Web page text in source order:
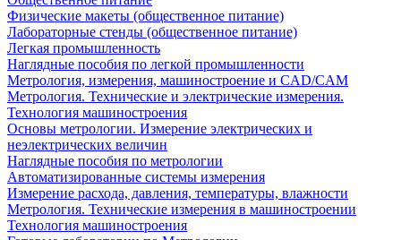
Физические макеты (общественное питание)
Лабораторные стенды (общественное питание)
Легкая промышленность
Наглядные пособия по легкой промышленности
Метрология, измерения, машиностроение и CAD/CAM
Метрология. Технические и электрические измерения.
Технология машиностроения
Основы метрологии. Измерение электрических и
неэлектрических величин
Наглядные пособия по метрологии
Автоматизированные системы измерения
Измерение расхода, давления, температуры, влажности
Метрология. Технические измерения в машиностроении
Технология машиностроения